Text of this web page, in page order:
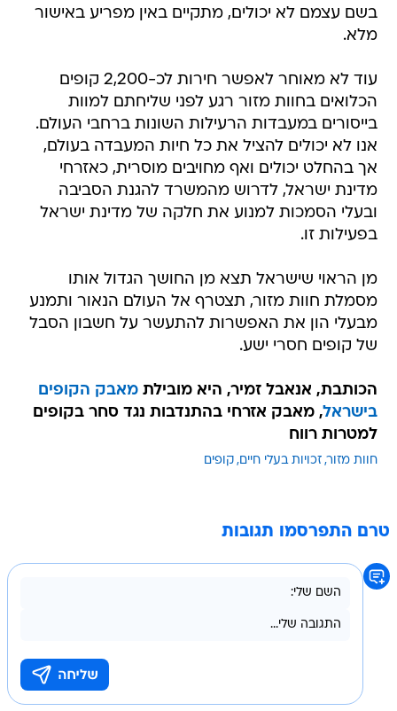
בשם עצמם לא יכולים, מתקיים באין מפריע באישור
מלא.
עוד לא מאוחר לאפשר חירות לכ-2,200 קופים
הכלואים בחוות מזור רגע לפני שליחתם למוות
בייסורים במעבדות הרעילות השונות ברחבי העולם.
אנו לא יכולים להציל את כל חיות המעבדה בעולם,
אך בהחלט יכולים ואף מחויבים מוסרית, כאזרחי
מדינת ישראל, לדרוש מהמשרד להגנת הסביבה
ובעלי הסמכות למנוע את חלקה של מדינת ישראל
בפעילות זו.
מן הראוי שישראל תצא מן החושך הגדול אותו
מסמלת חוות מזור, תצטרף אל העולם הנאור ותמנע
מבעלי הון את האפשרות להתעשר על חשבון הסבל
של קופים חסרי ישע.
הכותבת, אנאבל זמיר, היא מובילת מאבק הקופים
בישראל, מאבק אזרחי בהתנדבות נגד סחר בקופים
למטרות רווח
חוות מזור זכויות בעלי חיים קופים
טרם התפרסמו תגובות